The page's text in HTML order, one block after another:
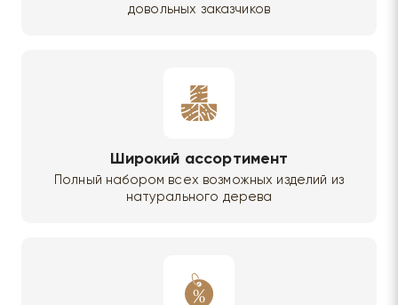
довольных заказчиков
Широкий ассортимент
Полный набором всех возможных изделий из
натурального дерева